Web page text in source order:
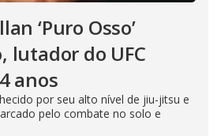
‘Puro Osso’
lutador do UFC
anos
por seu alto nível de jiu-jitsu e
pelo combate no solo e